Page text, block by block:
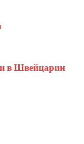
в Швейцарии